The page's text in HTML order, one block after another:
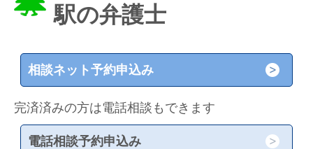
駅の弁護士
相談ネット予約申込み
完済済みの方は電話相談もできます
電話相談予約申込み